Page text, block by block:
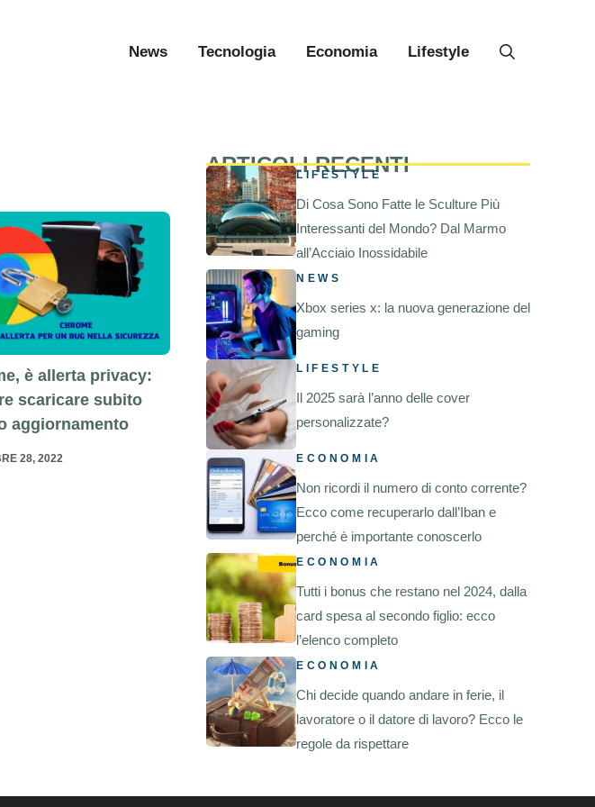
News Tecnologia Economia Lifestyle
è allerta privacy:
scaricare subito
aggiornamento
28, 2022
ARTICOLI RECENTI
LIFESTYLE
Di Cosa Sono Fatte le Sculture Più
Interessanti del Mondo? Dal Marmo
all’Acciaio Inossidabile
NEWS
Xbox series x: la nuova generazione del
gaming
LIFESTYLE
Il 2025 sarà l’anno delle cover
personalizzate?
ECONOMIA
Non ricordi il numero di conto corrente?
Ecco come recuperarlo dall’Iban e
perché è importante conoscerlo
ECONOMIA
Tutti i bonus che restano nel 2024, dalla
card spesa al secondo figlio: ecco
l’elenco completo
ECONOMIA
Chi decide quando andare in ferie, il
lavoratore o il datore di lavoro? Ecco le
regole da rispettare